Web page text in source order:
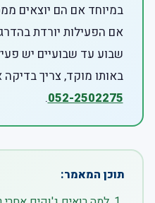
במיוחד אם הם יוצאים
אם הפעילות יורדת
שבוע עד שבועיים יש
באותו מוקד, צריך בדיקה
052-2502275
.
תוכן המאמר: